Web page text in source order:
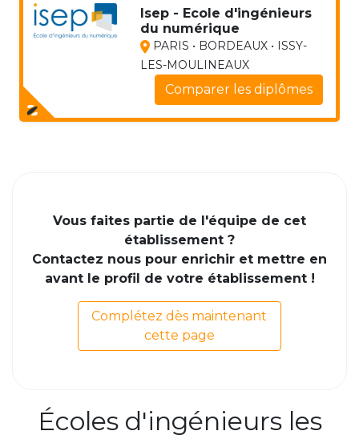
Isep - Ecole d'ingénieurs
du numérique
PARIS • BORDEAUX • ISSY-
LES-MOULINEAUX
Comparer les diplômes
Vous faites partie de l'équipe de cet
établissement ?
Contactez nous pour enrichir et mettre en
avant le profil de votre établissement !
Complétez dès maintenant
cette page
Écoles d'ingénieurs les